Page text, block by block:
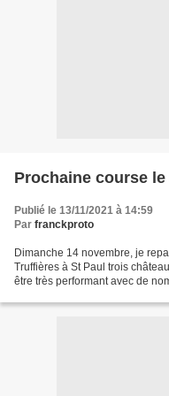
Prochaine course
Publié le 13/11/2021 à 14:59
Par franckproto
Dimanche 14 novembre, je
Truffières à St Paul trois
être très performant avec de